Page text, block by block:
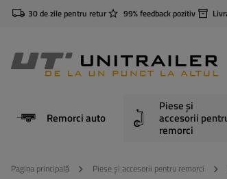
30 de zile pentru retur 99% feedback pozitiv
Remorci auto
Piese și
accesorii
remorci
Pagina principală Piese și accesorii pentru remorci